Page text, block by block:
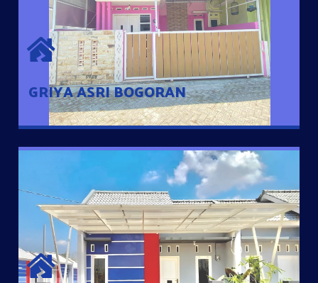
GRIYA ASRI BOGORAN
GRIYA ASRI BOGORAN
Desain Modern Minimalis dengan Konsep Rumah Pintar
Sehingga Memudahkan Penghuni mengakses rumahnya
dengan Ponsel
SURYA MADANI SATU
Satu-satunya Hunian nyaman dengan harga subsidi hanya 100
jutaan dengan lokasi strategis di Tuban